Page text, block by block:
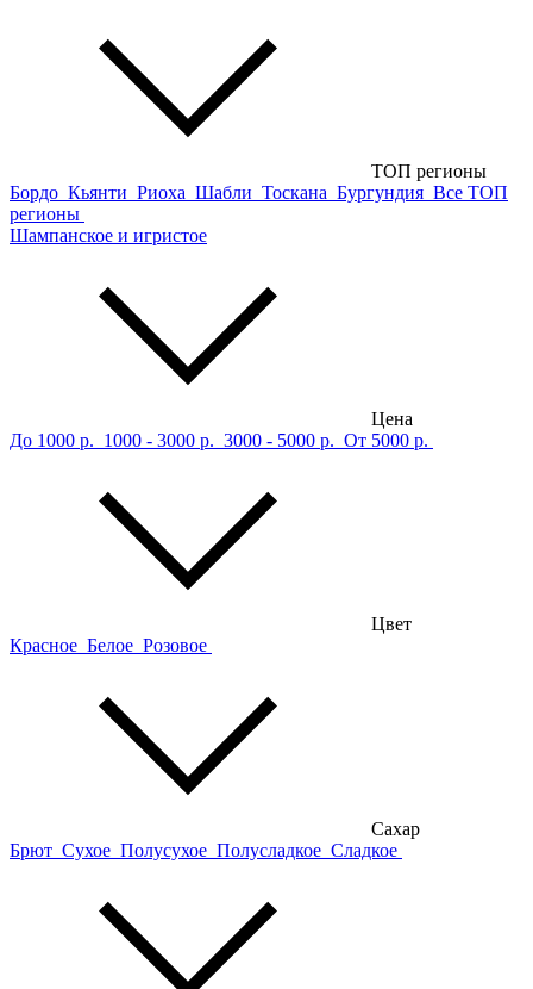
ТОП регионы
Бордо Кьянти Риоха Шабли Тоскана Бургундия Все ТОП
регионы
Шампанское и игристое
Цена
До 1000 р. 1000 - 3000 р. 3000 - 5000 р. От 5000 р.
Цвет
Красное Белое Розовое
Сахар
Брют Сухое Полусухое Полусладкое Сладкое